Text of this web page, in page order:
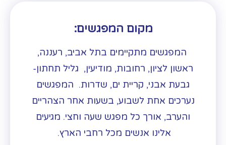
מקום המפגשים:
המפגשים מתקיימים בתל אביב, רעננה,
ראשון לציון, רחובות, מודיעין, גליל תחתון-
גבעת אבני, קריית ים, שדרות. המפגשים
נערכים אחת לשבוע, בשעות אחר הצהריים
והערב, אורך כל מפגש שעה וחצי. מגיעים
אלינו אנשים מכל רחבי הארץ.